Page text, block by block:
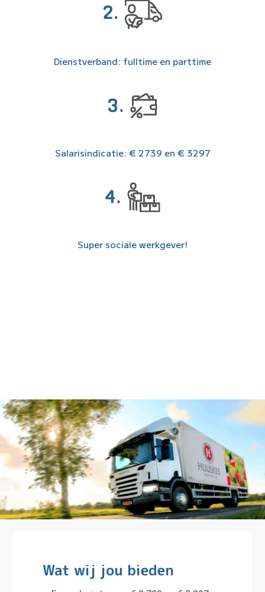
Dienstverband: fulltime en parttime
Salarisindicatie: € 2739 en € 3297
Super sociale werkgever!
Wat wij jou bieden